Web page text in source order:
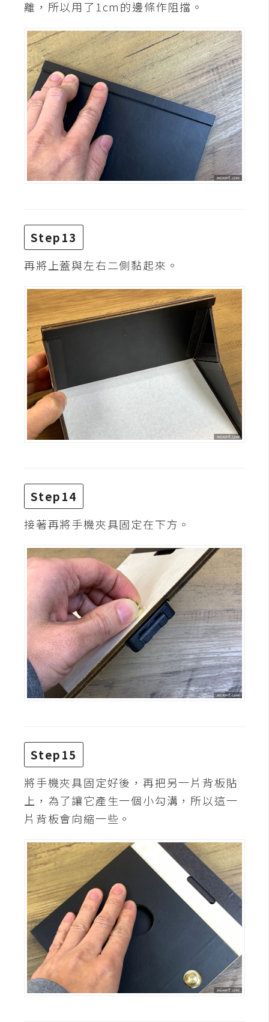
作
案
離，所以用了1cm的邊條作阻擋。
Step13
再將上蓋與左右二側黏起來。
Step14
接著再將手機夾具固定在下方。
Step15
將手機夾具固定好後，再把另一片背板貼
上，為了讓它產生一個小勾溝，所以這一
片背板會向縮一些。